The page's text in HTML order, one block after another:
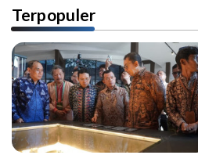
Terpopuler